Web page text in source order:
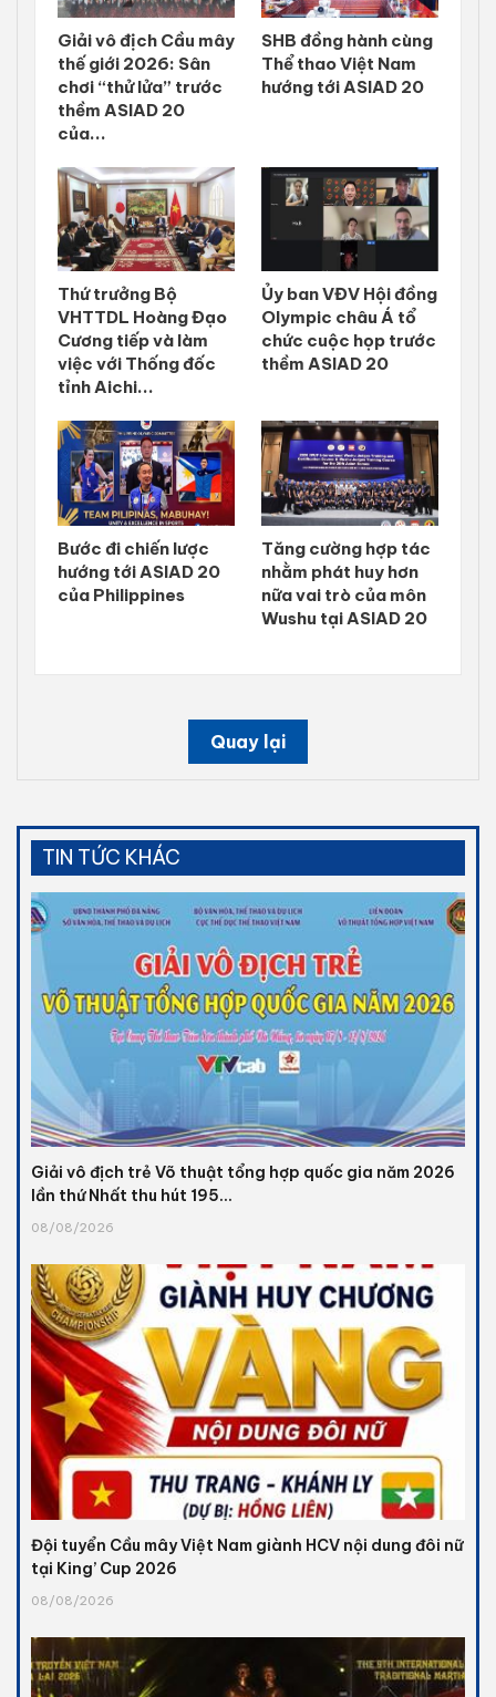
Giải vô địch Cầu mây
thế giới 2026: Sân
chơi “thử lửa” trước
thềm ASIAD 20
của...
SHB đồng hành cùng
Thể thao Việt Nam
hướng tới ASIAD 20
Thứ trưởng Bộ
VHTTDL Hoàng Đạo
Cương tiếp và làm
việc với Thống đốc
tỉnh Aichi...
Ủy ban VĐV Hội đồng
Olympic châu Á tổ
chức cuộc họp trước
thềm ASIAD 20
Bước đi chiến lược
hướng tới ASIAD 20
của Philippines
Tăng cường hợp tác
nhằm phát huy hơn
nữa vai trò của môn
Wushu tại ASIAD 20
Quay lại
TIN TỨC KHÁC
Giải vô địch trẻ Võ thuật tổng hợp quốc gia năm 2026
lần thứ Nhất thu hút 195...
08/08/2026
Đội tuyển Cầu mây Việt Nam giành HCV nội dung đôi nữ
tại King’ Cup 2026
08/08/2026